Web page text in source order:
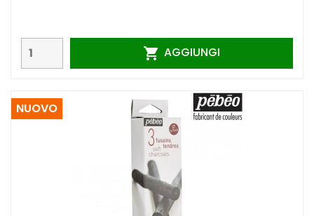
 AGGIUNGI
NUOVO